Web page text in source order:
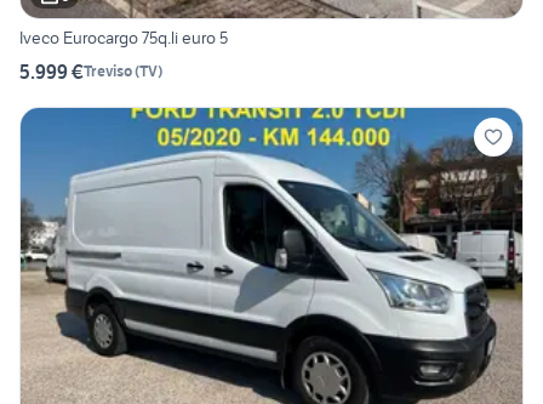
Iveco Eurocargo 75q.li euro 5
5.999 €Treviso(TV)